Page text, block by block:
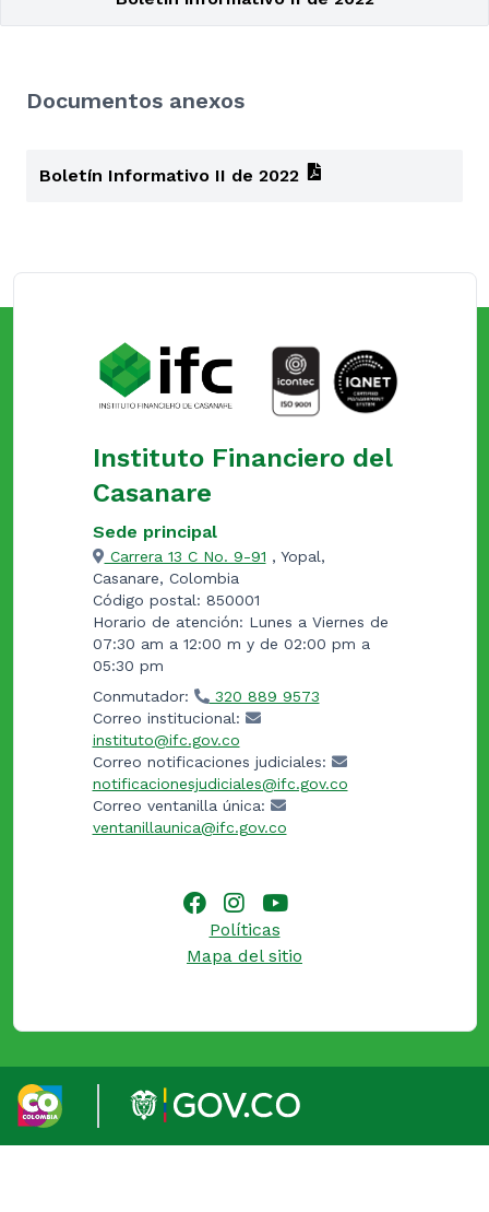
Documentos anexos
Boletín Informativo II de 2022
Instituto Financiero del
Casanare
Sede principal
Carrera 13 C No. 9-91 , Yopal,
Casanare, Colombia
Código postal: 850001
Horario de atención: Lunes a Viernes de
07:30 am a 12:00 m y de 02:00 pm a
05:30 pm
Conmutador:
320 889 9573
Correo institucional:
instituto@ifc.gov.co
Correo notificaciones judiciales:
notificacionesjudiciales@ifc.gov.co
Correo ventanilla única:
ventanillaunica@ifc.gov.co
Políticas
Mapa del sitio